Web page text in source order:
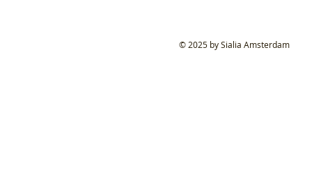
© 2025 by Sialia Amsterdam